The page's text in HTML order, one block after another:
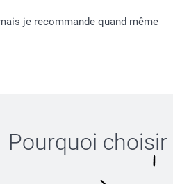
je recommande quand même
Pourquoi choisir